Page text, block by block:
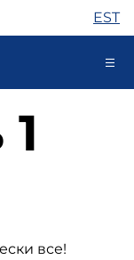
EST
все!